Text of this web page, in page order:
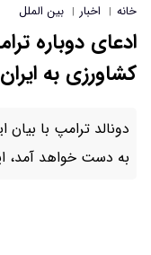
خانه | اخبار | بین الملل
ادعای دوباره
کشاورزی به ایران
دونالد ترامپ با بیان
به دست خواهد آمد،